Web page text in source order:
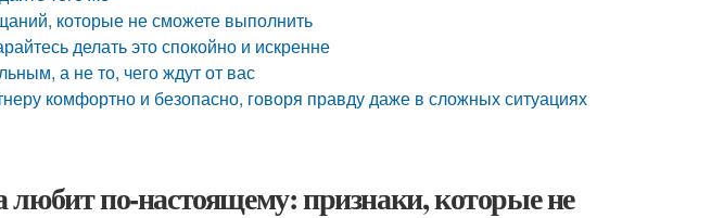
которые не сможете выполнить
делать это спокойно и искренне
а не то, чего ждут от вас
комфортно и безопасно, говоря правду даже в сложных ситуациях
по-настоящему: признаки, которые не